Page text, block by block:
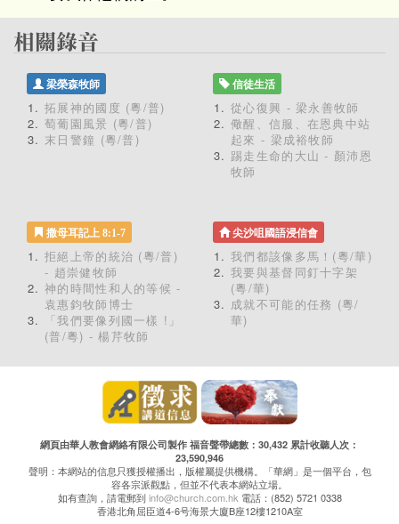
梁榮森牧師
拓展神的國度 (粵/普)
萄葡園風景 (粵/普)
末日警鐘 (粵/普)
信徒生活
從心復興 - 梁永善牧師
儆醒、信服、在恩典中站
起來 - 梁成裕牧師
踢走生命的大山 - 顏沛恩
牧師
撒母耳記上 8:1-7
拒絕上帝的統治 (粵/普)
- 趙崇健牧師
神的時間性和人的等候 -
袁惠鈞牧師博士
「我們要像列國一樣 !」
(普/粵) - 楊芹牧師
尖沙咀國語浸信會
我們都該像多馬！(粵/華)
我要與基督同釘十字架
(粵/華)
成就不可能的任務 (粵/
華)
網頁由華人教會網絡有限公司製作 福音聲帶總數：30,432 累計收聽人次：
23,590,946
聲明：本網站的信息只獲授權播出，版權屬提供機構。「華網」是一個平台，包
容各宗派觀點，但並不代表本網站立場。
如有查詢，請電郵到info@church.com.hk 電話：(852) 5721 0338
香港北角屈臣道4-6号海景大廈B座12樓1210A室